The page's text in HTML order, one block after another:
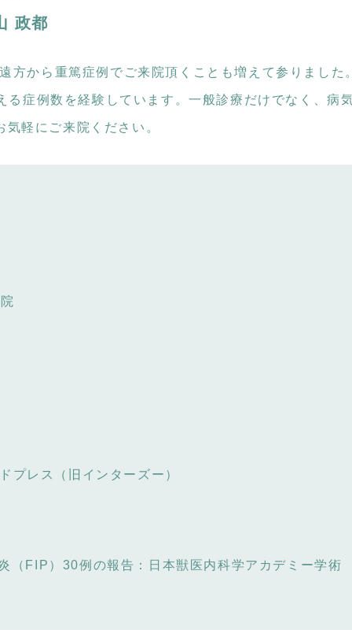
政都
方から重篤症例でご来院頂くことも増えて参りました
症例数を経験しています。一般診療だけでなく、病
軽にご来院ください。
レス（旧インターズー）
FIP）30例の報告：日本獣医内科学アカデミー学術